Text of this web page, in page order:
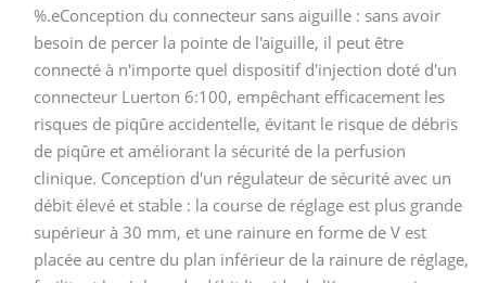
%.eConception du connecteur sans aiguille : sans avoir
besoin de percer la pointe de l'aiguille, il peut être
connecté à n'importe quel dispositif d'injection doté d'un
connecteur Luerton 6:100, empêchant efficacement les
risques de piqûre accidentelle, évitant le risque de débris
de piqûre et améliorant la sécurité de la perfusion
clinique. Conception d'un régulateur de sécurité avec un
débit élevé et stable : la course de réglage est plus grande
supérieur à 30 mm, et une rainure en forme de V est
placée au centre du plan inférieur de la rainure de réglage,